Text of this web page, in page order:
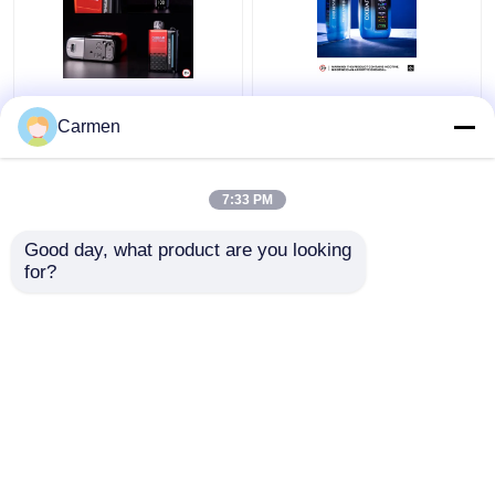
OXBAR MAGIC MAZE2
Vapor jetable 30000
Puffs Matériel de
OXBAR ICE NIC 35000
Bouffées jetables Vape
Carmen
7:33 PM
Good day, what product are you looking
for?